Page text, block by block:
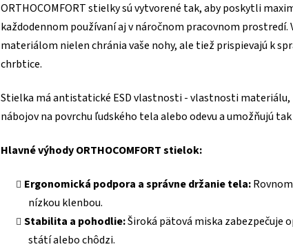
ORTHOCOMFORT stielky sú vytvorené tak, aby poskytli
každodennom používaní aj v náročnom pracovnom
materiálom nielen chránia vaše nohy, ale tiež prispievajú k
chrbtice.
Stielka má antistatické ESD vlastnosti - vlastnosti
nábojov na povrchu ľudského tela alebo odevu a umožňujú
Hlavné výhody ORTHOCOMFORT stielok:
Ergonomická podpora a správne držanie tela:
nízkou klenbou.
Stabilita a pohodlie:Široká pätová miska zabezpečuje
státí alebo chôdzi.